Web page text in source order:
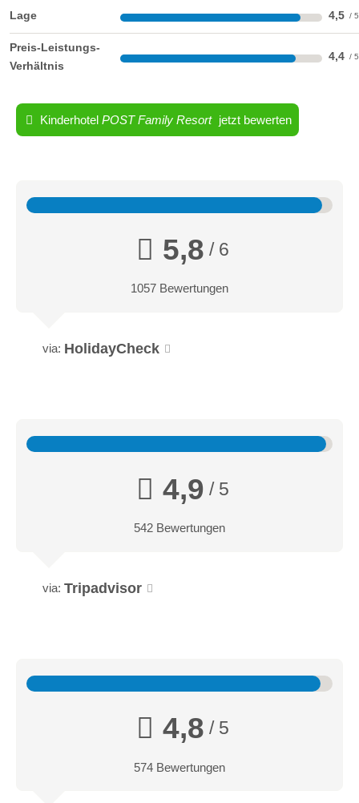
Behaglich Ausgestattete Suite im Stammhaus
Sonnenhof Suite Superior 45m²
Sonnenhut Suite 45m²
Behaglich Ausgestattete Suite im Stammhaus
Lage 4,5
Preis-Leistungs-
Verhältnis
4,4
Kinderhotel POST Family Resort jetzt bewerten
5,8 / 6
1057 Bewertungen
via: HolidayCheck
4,9 / 5
542 Bewertungen
via: Tripadvisor
4,8 / 5
574 Bewertungen